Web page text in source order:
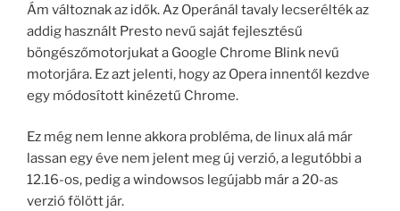
Ám változnak az idők. Az Operánál tavaly lecserélték az
addig használt Presto nevű saját fejlesztésű
böngészőmotorjukat a Google Chrome Blink nevű
motorjára. Ez azt jelenti, hogy az Opera innentől kezdve
egy módosított kinézetű Chrome.
Ez még nem lenne akkora probléma, de linux alá már
lassan egy éve nem jelent meg új verzió, a legutóbbi a
12.16-os, pedig a windowsos legújabb már a 20-as
verzió fölött jár.